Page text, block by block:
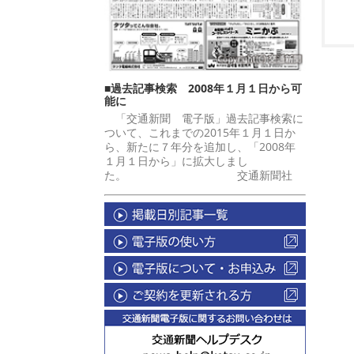
■過去記事検索 2008年１月１日から可
能に
「交通新聞 電子版」過去記事検索に
ついて、これまでの2015年１月１日か
ら、新たに７年分を追加し、「2008年
１月１日から」に拡大しまし
た。 交通新聞社